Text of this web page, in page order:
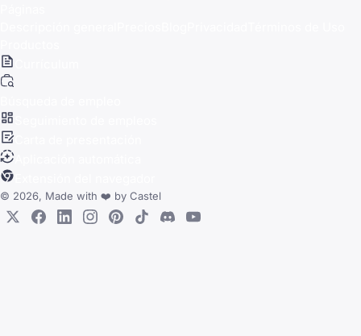
© 2026, Made with ❤️ by Castel